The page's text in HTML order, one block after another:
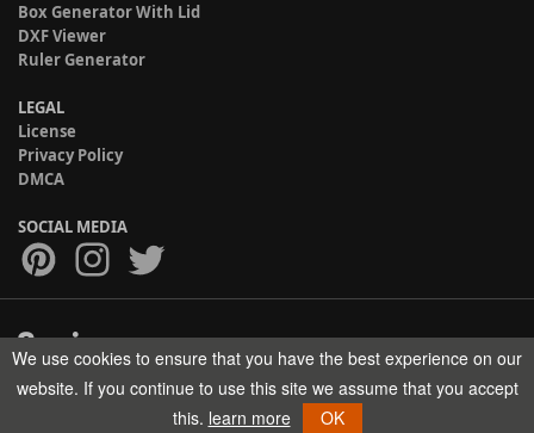
Box Generator With Lid
DXF Viewer
Ruler Generator
LEGAL
License
Privacy Policy
DMCA
SOCIAL MEDIA
Copyright © 2017-2026 HELMAN TECH All rights reserved.
We use cookies to ensure that you have the best experience on our
website. If you continue to use this site we assume that you accept
this. learn more OK